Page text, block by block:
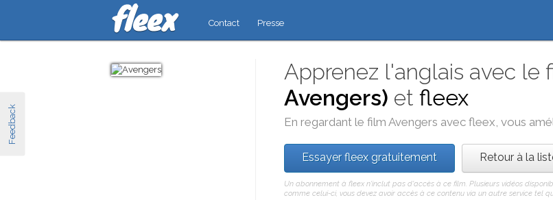
Feedback
Contact Presse
Apprenez l'anglais avec le
Avengers) etfleex
En regardant le filmAvengers avecfleex, vous
Essayer fleex gratuitement Retour à la
Un abonnement à fleex n'inclut pas d'accès à ce film. Plusieurs vidéos
comme celui-ci, vous devez avoir accès à ce contenu via un autre service tel